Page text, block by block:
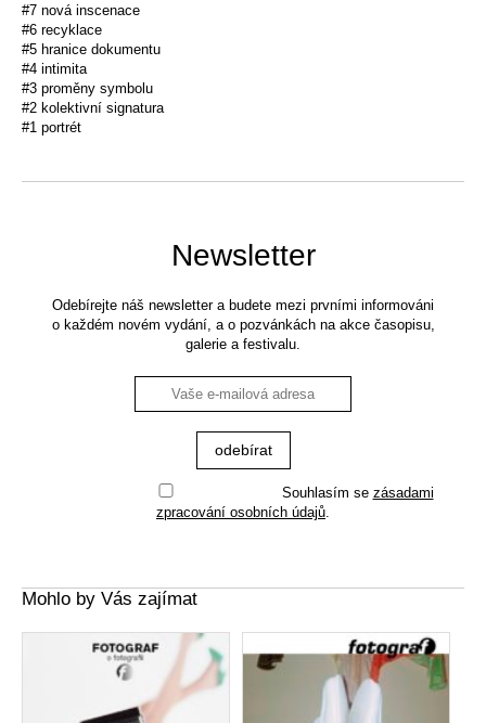
#7 nová inscenace
#6 recyklace
#5 hranice dokumentu
#4 intimita
#3 proměny symbolu
#2 kolektivní signatura
#1 portrét
Newsletter
Odebírejte náš newsletter a budete mezi prvními informováni
o každém novém vydání, a o pozvánkách na akce časopisu,
galerie a festivalu.
Souhlasím se zásadami
zpracování osobních údajů
Mohlo by Vás zajímat